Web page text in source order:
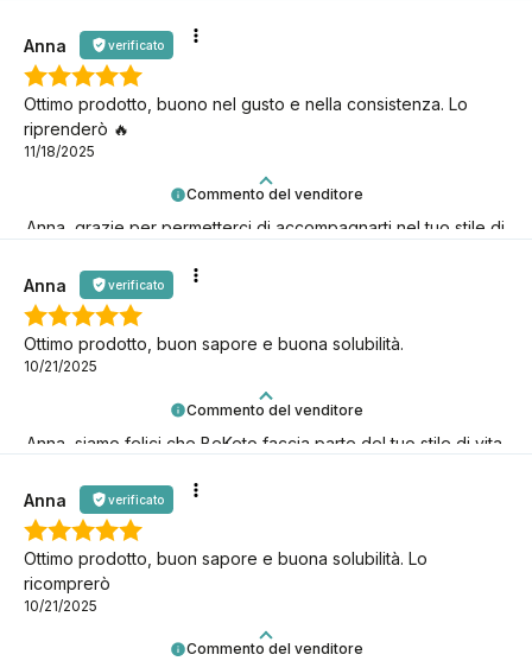
Commento del venditore
Anna, grazie per permetterci di accompagnarti nel tuo stile di
Anna verificato
Ottimo prodotto, buono nel gusto e nella consistenza. Lo
riprenderò 🔥
11/18/2025
Commento del venditore
Anna, siamo felici che BeKeto faccia parte del tuo stile di vita
Anna verificato
Ottimo prodotto, buon sapore e buona solubilità.
10/21/2025
Commento del venditore
Anna verificato
Ottimo prodotto, buon sapore e buona solubilità. Lo
ricomprerò
10/21/2025